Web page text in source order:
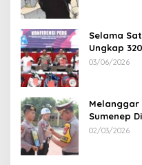
Selama
Ungkap
100
03/06/2026
Melanggar
Sumenep
02/03/2026